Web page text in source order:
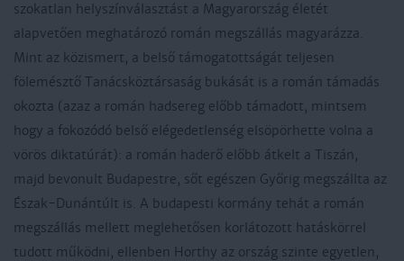
szokatlan helyszínválasztást a Magyarország életét
alapvetően meghatározó román megszállás magyarázza.
Mint az közismert, a belső támogatottságát teljesen
fölemésztő Tanácsköztársaság bukását is a román támadás
okozta (azaz a román hadsereg előbb támadott, mintsem
hogy a fokozódó belső elégedetlenség elsöpörhette volna a
vörös diktatúrát): a román haderő előbb átkelt a Tiszán,
majd bevonult Budapestre, sőt egészen Győrig megszállta az
Észak-Dunántúlt is. A budapesti kormány tehát a román
megszállás mellett meglehetősen korlátozott hatáskörrel
tudott működni, ellenben Horthy az ország szinte egyetlen,